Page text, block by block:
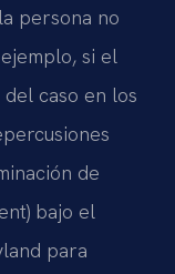
persona no
si el
caso en los
de
bajo el
para